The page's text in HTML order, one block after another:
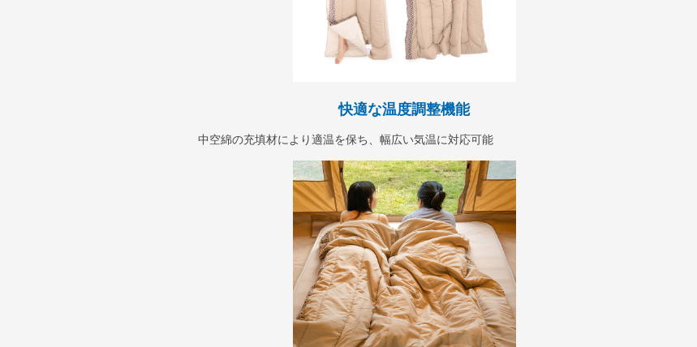
快適な温度調整機能
中空綿の充填材により適温を保ち、幅広い気温に対応可能